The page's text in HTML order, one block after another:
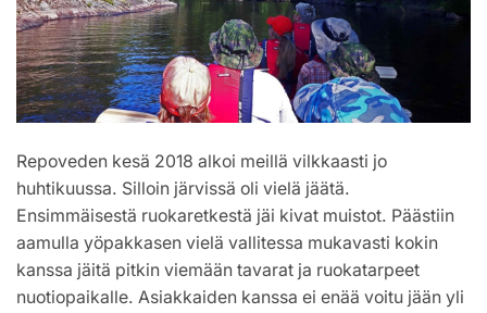
Repoveden kesä 2018 alkoi meillä vilkkaasti jo
huhtikuussa. Silloin järvissä oli vielä jäätä.
Ensimmäisestä ruokaretkestä jäi kivat muistot. Päästiin
aamulla yöpakkasen vielä vallitessa mukavasti kokin
kanssa jäitä pitkin viemään tavarat ja ruokatarpeet
nuotiopaikalle. Asiakkaiden kanssa ei enää voitu jään yli